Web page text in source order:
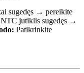
sugedęs → pereikite
NTC jutiklis sugedęs →
Patikrinkite